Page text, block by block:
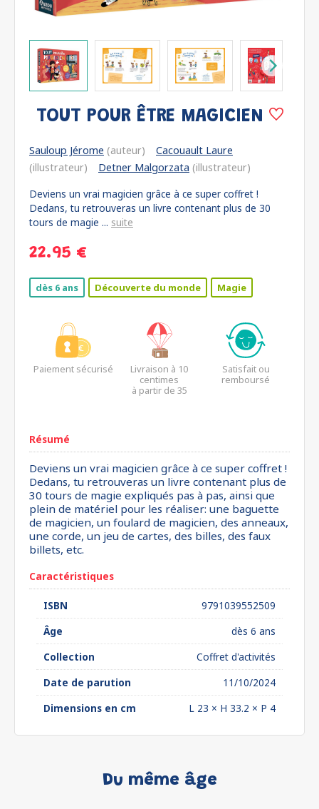
TOUT POUR ÊTRE MAGICIEN
Sauloup Jérome (auteur)
Cacouault Laure
(illustrateur)
Detner Malgorzata (illustrateur)
Deviens un vrai magicien grâce à ce super coffret !
Dedans, tu retrouveras un livre contenant plus de 30
tours de magie ... suite
22.95 €
dès 6 ans Découverte du monde Magie
Paiement sécurisé
Livraison à 10
centimes
à partir de 35
Satisfait ou
remboursé
Résumé
Deviens un vrai magicien grâce à ce super coffret !
Dedans, tu retrouveras un livre contenant plus de
30 tours de magie expliqués pas à pas, ainsi que
plein de matériel pour les réaliser: une baguette
de magicien, un foulard de magicien, des anneaux,
une corde, un jeu de cartes, des billes, des faux
billets, etc.
Caractéristiques
ISBN
9791039552509
Âge
dès 6 ans
Collection
Coffret d'activités
Date de parution
11/10/2024
Dimensions en cm
L 23 × H 33.2 × P 4
Du même âge